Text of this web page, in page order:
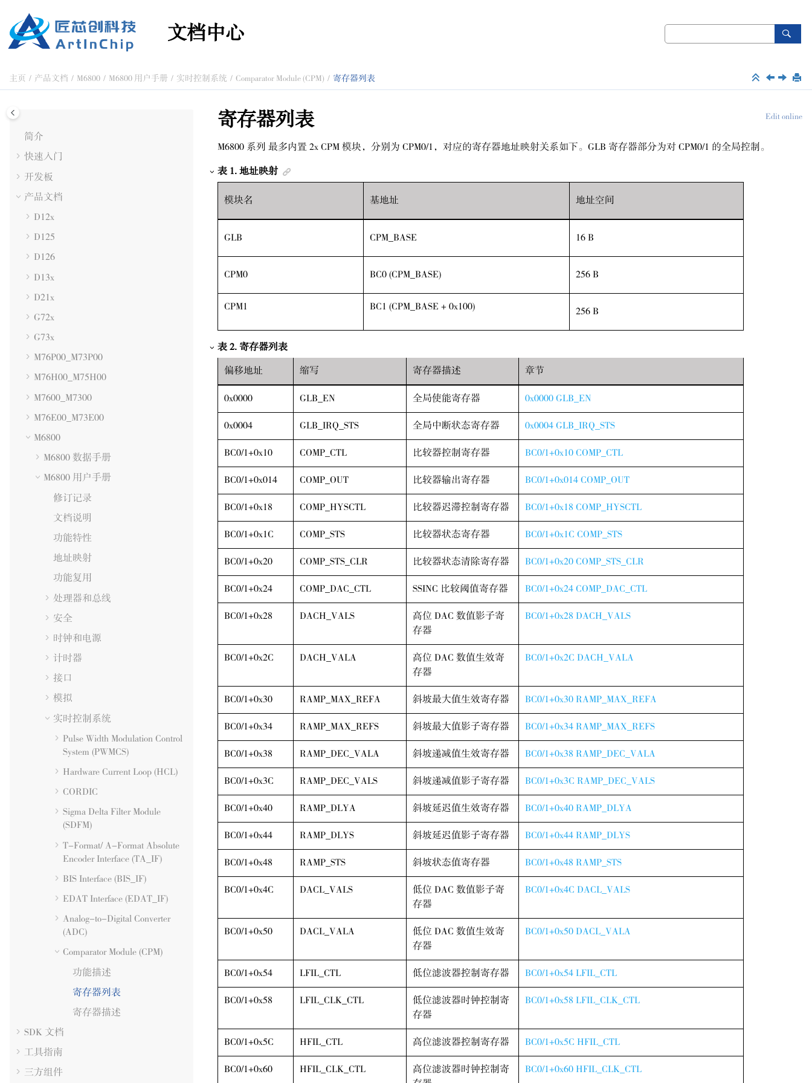
文档中心
主页 产品文档 M6800 M6800 用户手册 实时控制系统 Comparator Module (CPM) 寄存器列表
简介
快速入门
开发板
产品文档
D12x
D125
D126
D13x
D21x
G72x
G73x
M76P00_M73P00
M76H00_M75H00
M7600_M7300
M76E00_M73E00
M6800
M6800 数据手册
M6800 用户手册
修订记录
文档说明
功能特性
地址映射
功能复用
处理器和总线
安全
时钟和电源
计时器
接口
模拟
实时控制系统
Pulse Width Modulation Control
System (PWMCS)
Hardware Current Loop (HCL)
CORDIC
Sigma Delta Filter Module
(SDFM)
T-Format/ A-Format Absolute
Encoder Interface (TA_IF)
BIS Interface (BIS_IF)
EDAT Interface (EDAT_IF)
Analog-to-Digital Converter
(ADC)
Comparator Module (CPM)
功能描述
寄存器列表
寄存器描述
SDK 文档
工具指南
三方组件
Edit online
寄存器列表
M6800 系列 最多内置 2x CPM 模块，分别为 CPM0/1，对应的寄存器地址映射关系如下。GLB 寄存器部分为对 CPM0/1 的全局控制。
表1. 地址映射
模块名 基地址 地址空间
GLB CPM_BASE 16 B
CPM0 BC0 (CPM_BASE) 256 B
CPM1 BC1 (CPM_BASE + 0x100) 256 B
表2. 寄存器列表
偏移地址 缩写 寄存器描述 章节
0x0000 GLB_EN 全局使能寄存器 0x0000 GLB_EN
0x0004 GLB_IRQ_STS 全局中断状态寄存器 0x0004 GLB_IRQ_STS
BC0/1+0x10 COMP_CTL 比较器控制寄存器 BC0/1+0x10 COMP_CTL
BC0/1+0x014 COMP_OUT 比较器输出寄存器 BC0/1+0x014 COMP_OUT
BC0/1+0x18 COMP_HYSCTL 比较器迟滞控制寄存器 BC0/1+0x18 COMP_HYSCTL
BC0/1+0x1C COMP_STS 比较器状态寄存器 BC0/1+0x1C COMP_STS
BC0/1+0x20 COMP_STS_CLR 比较器状态清除寄存器 BC0/1+0x20 COMP_STS_CLR
BC0/1+0x24 COMP_DAC_CTL SSINC 比较阈值寄存器 BC0/1+0x24 COMP_DAC_CTL
BC0/1+0x28 DACH_VALS
高位 DAC 数值影子寄
存器
BC0/1+0x28 DACH_VALS
BC0/1+0x2C DACH_VALA
高位 DAC 数值生效寄
存器
BC0/1+0x2C DACH_VALA
BC0/1+0x30 RAMP_MAX_REFA 斜坡最大值生效寄存器 BC0/1+0x30 RAMP_MAX_REFA
BC0/1+0x34 RAMP_MAX_REFS 斜坡最大值影子寄存器 BC0/1+0x34 RAMP_MAX_REFS
BC0/1+0x38 RAMP_DEC_VALA 斜坡递减值生效寄存器 BC0/1+0x38 RAMP_DEC_VALA
BC0/1+0x3C RAMP_DEC_VALS 斜坡递减值影子寄存器 BC0/1+0x3C RAMP_DEC_VALS
BC0/1+0x40 RAMP_DLYA 斜坡延迟值生效寄存器 BC0/1+0x40 RAMP_DLYA
BC0/1+0x44 RAMP_DLYS 斜坡延迟值影子寄存器 BC0/1+0x44 RAMP_DLYS
BC0/1+0x48 RAMP_STS 斜坡状态值寄存器 BC0/1+0x48 RAMP_STS
BC0/1+0x4C DACL_VALS
低位 DAC 数值影子寄
存器
BC0/1+0x4C DACL_VALS
BC0/1+0x50 DACL_VALA
低位 DAC 数值生效寄
存器
BC0/1+0x50 DACL_VALA
BC0/1+0x54 LFIL_CTL 低位滤波器控制寄存器 BC0/1+0x54 LFIL_CTL
BC0/1+0x58 LFIL_CLK_CTL
低位滤波器时钟控制寄
存器
BC0/1+0x58 LFIL_CLK_CTL
BC0/1+0x5C HFIL_CTL 高位滤波器控制寄存器 BC0/1+0x5C HFIL_CTL
BC0/1+0x60 HFIL_CLK_CTL
高位滤波器时钟控制寄
BC0/1+0x60 HFIL_CLK_CTL